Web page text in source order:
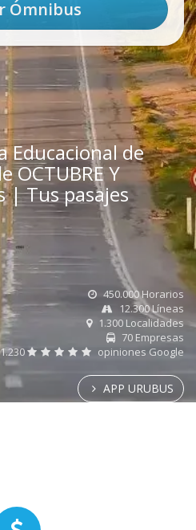
Educacional de
OCTUBRE Y
| Tus pasajes
450.000 Horarios
12.300 Líneas
1.300 Localidades
70 Empresas
1.230
opiniones Google
APP URUBUS